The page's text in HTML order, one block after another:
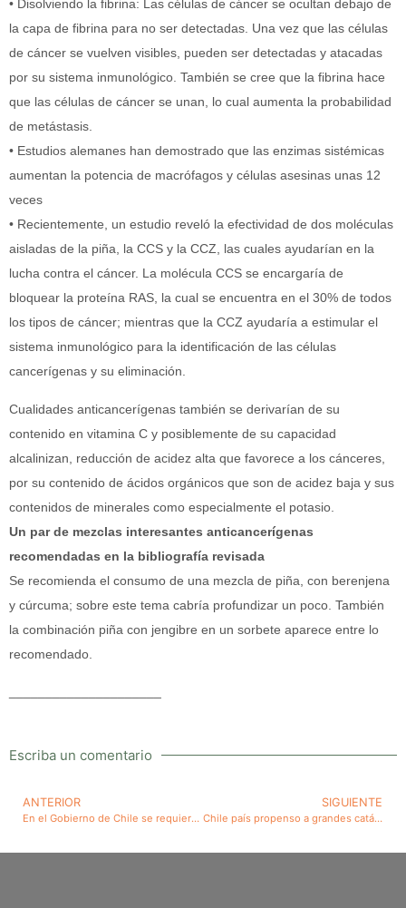
• Disolviendo la fibrina: Las células de cáncer se ocultan debajo de
la capa de fibrina para no ser detectadas. Una vez que las células
de cáncer se vuelven visibles, pueden ser detectadas y atacadas
por su sistema inmunológico. También se cree que la fibrina hace
que las células de cáncer se unan, lo cual aumenta la probabilidad
de metástasis.
• Estudios alemanes han demostrado que las enzimas sistémicas
aumentan la potencia de macrófagos y células asesinas unas 12
veces
• Recientemente, un estudio reveló la efectividad de dos moléculas
aisladas de la piña, la CCS y la CCZ, las cuales ayudarían en la
lucha contra el cáncer. La molécula CCS se encargaría de
bloquear la proteína RAS, la cual se encuentra en el 30% de todos
los tipos de cáncer; mientras que la CCZ ayudaría a estimular el
sistema inmunológico para la identificación de las células
cancerígenas y su eliminación.
Cualidades anticancerígenas también se derivarían de su
contenido en vitamina C y posiblemente de su capacidad
alcalinizan, reducción de acidez alta que favorece a los cánceres,
por su contenido de ácidos orgánicos que son de acidez baja y sus
contenidos de minerales como especialmente el potasio.
Un par de mezclas interesantes anticancerígenas
recomendadas en la bibliografía revisada
Se recomienda el consumo de una mezcla de piña, con berenjena
y cúrcuma; sobre este tema cabría profundizar un poco. También
la combinación piña con jengibre en un sorbete aparece entre lo
recomendado.
Escriba un comentario
ANTERIOR
En el Gobierno de Chile se requiere mayor presencia de estadistas. El lamentable caso de la educación
SIGUIENTE
Chile país propenso a grandes catástrofes debiera llevar especiales políticas de Estado para aminorar sus efectos y para paliar equitativamente los perjuicios